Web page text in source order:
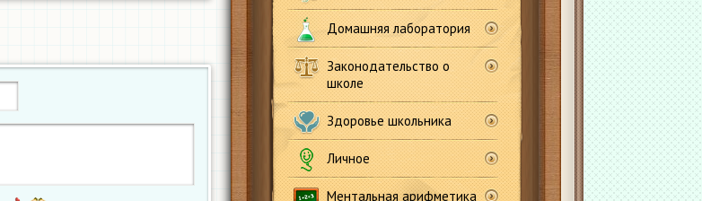
Домашняя лаборатория
Законодательство о
школе
Здоровье школьника
Личное
Ментальная арифметика